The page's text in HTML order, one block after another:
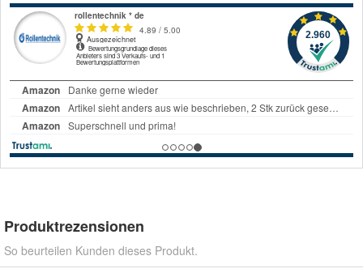
Produktrezensionen
So beurteilen Kunden dieses Produkt.